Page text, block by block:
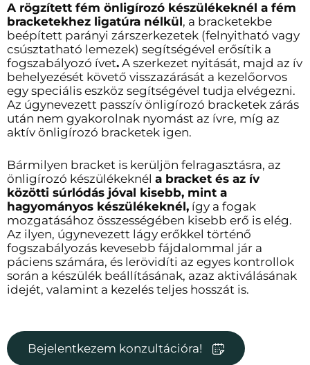
A rögzített fém önligírozó készülékeknél a fém
bracketekhez ligatúra nélkül, a bracketekbe
beépített parányi zárszerkezetek (felnyitható vagy
csúsztatható lemezek) segítségével erősítik a
fogszabályozó ívet. A szerkezet nyitását, majd az ív
behelyezését követő visszazárását a kezelőorvos
egy speciális eszköz segítségével tudja elvégezni.
Az úgynevezett passzív önligírozó bracketek zárás
után nem gyakorolnak nyomást az ívre, míg az
aktív önligírozó bracketek igen.
Bármilyen bracket is kerüljön felragasztásra, az
önligírozó készülékeknél a bracket és az ív
közötti súrlódás jóval kisebb, mint a
hagyományos készülékeknél, így a fogak
mozgatásához összességében kisebb erő is elég.
Az ilyen, úgynevezett lágy erőkkel történő
fogszabályozás kevesebb fájdalommal jár a
páciens számára, és lerövidíti az egyes kontrollok
során a készülék beállításának, azaz aktiválásának
idejét, valamint a kezelés teljes hosszát is.
Bejelentkezem konzultációra!